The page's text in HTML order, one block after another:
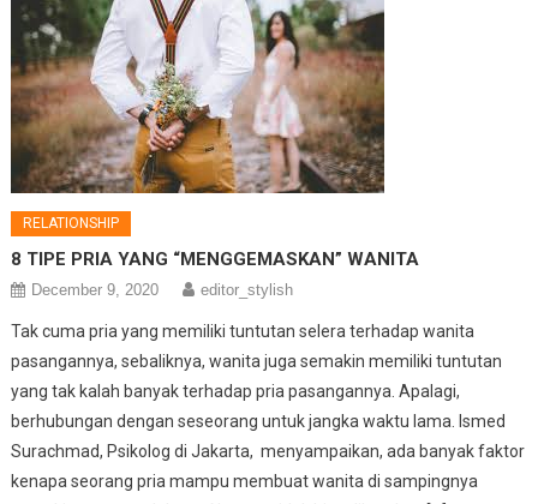
RELATIONSHIP
8 TIPE PRIA YANG “MENGGEMASKAN” WANITA
December 9, 2020 editor_stylish
Tak cuma pria yang memiliki tuntutan selera terhadap wanita
pasangannya, sebaliknya, wanita juga semakin memiliki tuntutan
yang tak kalah banyak terhadap pria pasangannya. Apalagi,
berhubungan dengan seseorang untuk jangka waktu lama. Ismed
Surachmad, Psikolog di Jakarta, menyampaikan, ada banyak faktor
kenapa seorang pria mampu membuat wanita di sampingnya